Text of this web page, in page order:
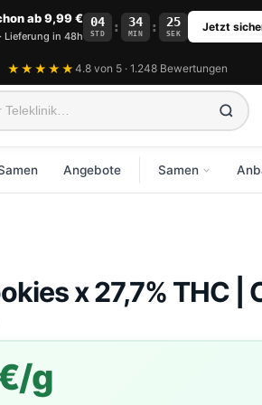
ab 9,99 €
Lieferung in 48h
04
STD : 34
MIN : 25
SEK Jetzt
★★★★★ 4.8 von 5 · 1.248 Bewertungen
Angebote Samen
Autoflowering
F1 Samen
x 27,7% THC |
g